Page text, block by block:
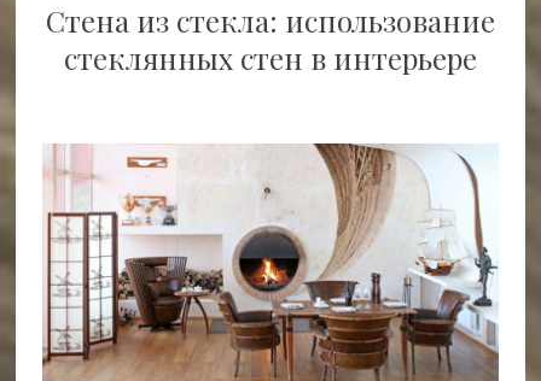
Стена из стекла: использование
стеклянных стен в интерьере